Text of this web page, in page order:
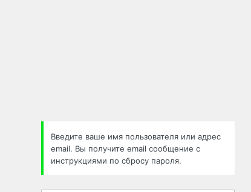
Введите ваше имя пользователя или адрес
email. Вы получите email сообщение с
инструкциями по сбросу пароля.